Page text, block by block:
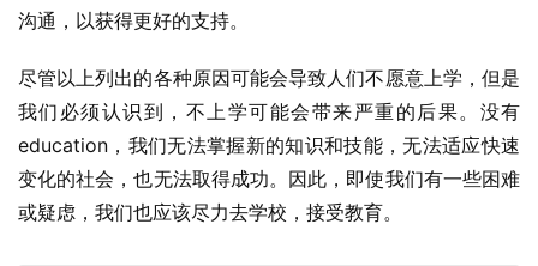
沟通，以获得更好的支持。
尽管以上列出的各种原因可能会导致人们不愿意上学，但是
我们必须认识到，不上学可能会带来严重的后果。没有
education，我们无法掌握新的知识和技能，无法适应快速
变化的社会，也无法取得成功。因此，即使我们有一些困难
或疑虑，我们也应该尽力去学校，接受教育。